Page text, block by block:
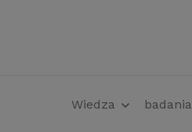
Wiedza badania